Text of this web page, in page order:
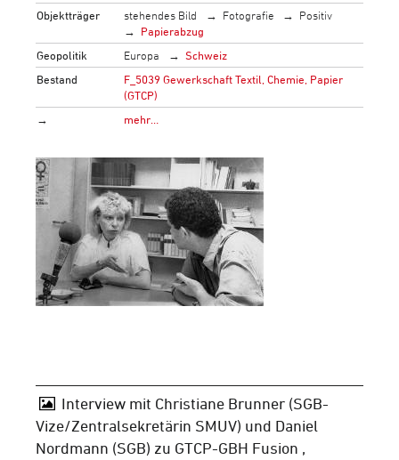
Objektträger
stehendes Bild Fotografie
Positiv
Papierabzug
Geopolitik
Europa
Schweiz
Bestand
F_5039 Gewerkschaft Textil, Chemie, Papier
(GTCP)
→
mehr…
Interview mit Christiane Brunner (SGB-
Vize/Zentralsekretärin SMUV) und Daniel
Nordmann (SGB) zu GTCP-GBH Fusion ,